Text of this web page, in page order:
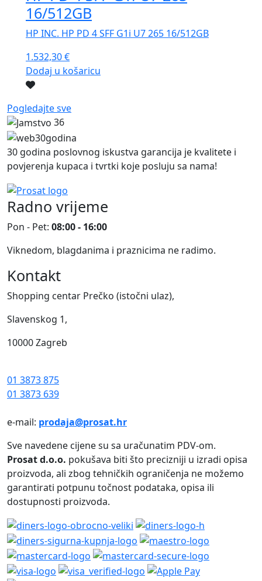
16/512GB
HP INC. HP PD 4 SFF G1i U7 265 16/512GB
1.532,30€
Dodaj u košaricu
Pogledajte sve
36
30 godina poslovnog iskustva garancija je kvalitete i
povjerenja kupaca i tvrtki koje posluju sa nama!
Radno vrijeme
Pon - Pet: 08:00 - 16:00
Viknedom, blagdanima i praznicima ne radimo.
Kontakt
Shopping centar Prečko (istočni ulaz),
Slavenskog 1,
10000 Zagreb
01 3873 875
01 3873 639
e-mail: prodaja@prosat.hr
Sve navedene cijene su sa uračunatim PDV-om.
Prosat d.o.o. pokušava biti što precizniji u izradi opisa
proizvoda, ali zbog tehničkih ograničenja ne možemo
garantirati potpunu točnost podataka, opisa ili
dostupnosti proizvoda.